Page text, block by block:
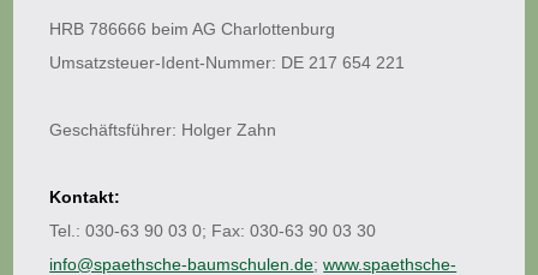
HRB 786666 beim AG Charlottenburg
Umsatzsteuer-Ident-Nummer: DE 217 654 221
Geschäftsführer: Holger Zahn
Kontakt:
Tel.: 030-63 90 03 0; Fax: 030-63 90 03 30
info@spaethsche-baumschulen.de;www.spaethsche-